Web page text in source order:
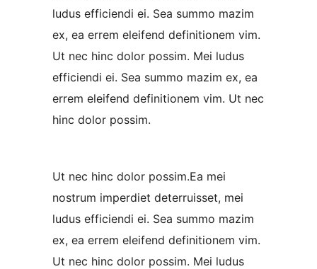
ludus efficiendi ei. Sea summo mazim
ex, ea errem eleifend definitionem vim.
Ut nec hinc dolor possim. Mei ludus
efficiendi ei. Sea summo mazim ex, ea
errem eleifend definitionem vim. Ut nec
hinc dolor possim.
Ut nec hinc dolor possim.Ea mei
nostrum imperdiet deterruisset, mei
ludus efficiendi ei. Sea summo mazim
ex, ea errem eleifend definitionem vim.
Ut nec hinc dolor possim. Mei ludus